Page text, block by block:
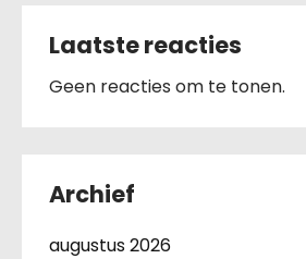
Laatste reacties
Geen reacties om te tonen.
Archief
augustus 2026